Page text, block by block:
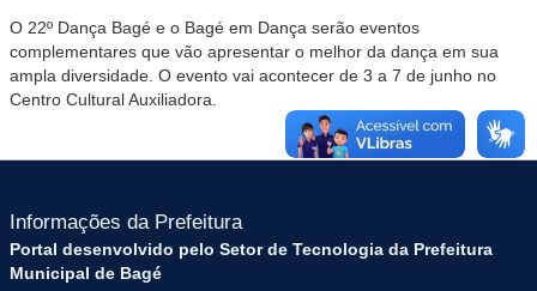
O 22º Dança Bagé e o Bagé em Dança serão eventos
complementares que vão apresentar o melhor da dança em sua
ampla diversidade. O evento vai acontecer de 3 a 7 de junho no
Centro Cultural Auxiliadora.
Informações da Prefeitura
Portal desenvolvido pelo Setor de Tecnologia da Prefeitura
Municipal de Bagé